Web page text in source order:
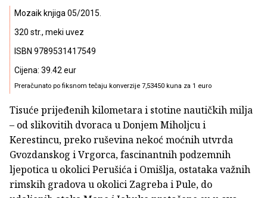
Mozaik knjiga 05/2015.
320 str., meki uvez
ISBN 9789531417549
Cijena: 39.42 eur
Preračunato po fiksnom tečaju konverzije 7,53450 kuna za 1 euro
Tisuće prijeđenih kilometara i stotine nautičkih milja
– od slikovitih dvoraca u Donjem Miholjcu i
Kerestincu, preko ruševina nekoć moćnih utvrda
Gvozdanskog i Vrgorca, fascinantnih podzemnih
ljepotica u okolici Perušića i Omišlja, ostataka važnih
rimskih gradova u okolici Zagreba i Pule, do